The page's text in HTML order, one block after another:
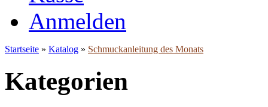
Anmelden
Startseite » Katalog » Schmuckanleitung des Monats
Kategorien